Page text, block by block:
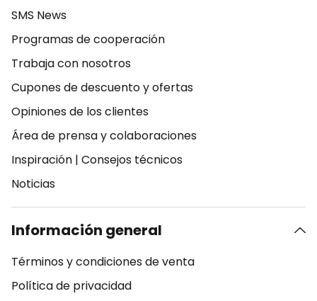
SMS News
Programas de cooperación
Trabaja con nosotros
Cupones de descuento y ofertas
Opiniones de los clientes
Área de prensa y colaboraciones
Inspiración | Consejos técnicos
Noticias
Información general
Términos y condiciones de venta
Política de privacidad